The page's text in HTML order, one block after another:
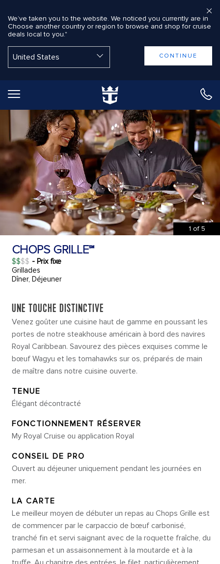
We’ve taken you to the website. We noticed you currently are in
Choose another country or region to browse and shop for cruise
deals local to you."
CONTINUE
1 of 5
CHOPS GRILLE℠
$$
- Prix fixe
Grillades
Dîner, Déjeuner
UNE TOUCHE DISTINCTIVE
Venez goûter une cuisine haut de gamme en poussant les
portes de notre steakhouse américain à bord des navires
Royal Caribbean. Savourez des pièces exquises comme le
bœuf Wagyu et les tomahawks sur os, préparés de main
de maître dans notre cuisine ouverte.
TENUE
Élégant décontracté
FONCTIONNEMENT RÉSERVER
My Royal Cruise ou application Royal
CONSEIL DE PRO
Ouvert au déjeuner uniquement pendant les journées en
mer.
LA CARTE
Le meilleur moyen de débuter un repas au Chops Grille est
de commencer par le carpaccio de bœuf carbonisé,
tranché fin et servi saignant avec de la roquette fraîche, du
parmesan et un assaisonnement à la moutarde et à la